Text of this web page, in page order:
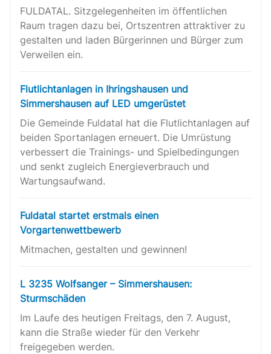
FULDATAL. Sitzgelegenheiten im öffentlichen
Raum tragen dazu bei, Ortszentren attraktiver zu
gestalten und laden Bürgerinnen und Bürger zum
Verweilen ein.
Flutlichtanlagen in Ihringshausen und
Simmershausen auf LED umgerüstet
Die Gemeinde Fuldatal hat die Flutlichtanlagen auf
beiden Sportanlagen erneuert. Die Umrüstung
verbessert die Trainings- und Spielbedingungen
und senkt zugleich Energieverbrauch und
Wartungsaufwand.
Fuldatal startet erstmals einen
Vorgartenwettbewerb
Mitmachen, gestalten und gewinnen!
L 3235 Wolfsanger – Simmershausen:
Sturmschäden
Im Laufe des heutigen Freitags, den 7. August,
kann die Straße wieder für den Verkehr
freigegeben werden.